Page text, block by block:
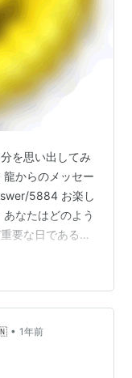
を思い出してみ
からのメッセー
5884 お楽し
なたはどのよう
要な日である
ブレーキが必要
ココロは整ってい
現在地、確認して
• 1年前